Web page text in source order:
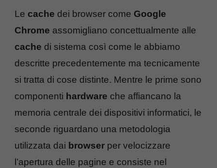
Le cache dei browser come Google
Chrome assomigliano concettualmente alle
cache di sistema così come le abbiamo
descritte precedentemente ma tecnicamente
si tratta di cose distinte. Mentre le prime sono
componenti hardware che affiancano la
memoria centrale dei dispositivi informatici, le
seconde riguardano una metodologia
utilizzata dai browser per velocizzare
l’apertura delle pagine e consiste nel